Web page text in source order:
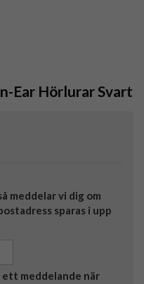
Ear Hörlurar Svart
meddelar vi dig om
sparas i upp
ett meddelande när